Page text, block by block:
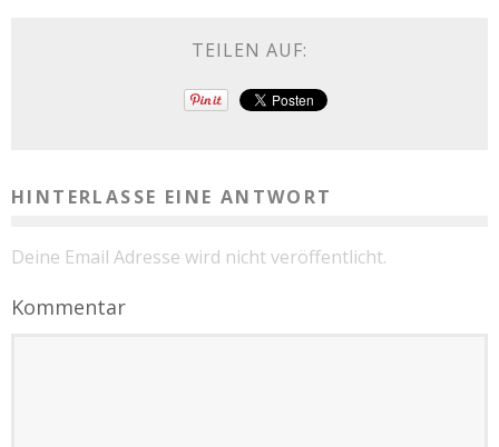
TEILEN AUF:
HINTERLASSE EINE ANTWORT
Deine Email Adresse wird nicht veröffentlicht.
Kommentar